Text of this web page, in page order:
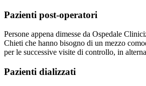
Pazienti post-operatori
Persone appena dimesse da Ospedale
Chieti che hanno bisogno di un mezzo
per le successive visite di controllo, in
Pazienti dializzati